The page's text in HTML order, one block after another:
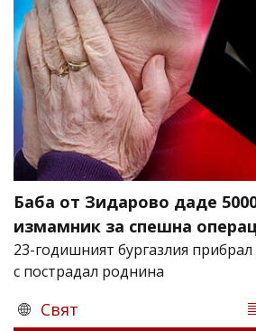
Баба от Зидарово даде
измамник за спешна
23-годишният бургазлия
с пострадал роднина
Свят